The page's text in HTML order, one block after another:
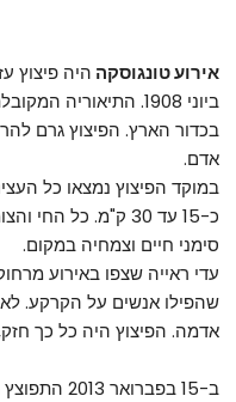
אירוע טונגוסקה
ביוני 1908.
בכדור הארץ. הפיצוץ גרם
אדם.
במוקד הפיצוץ נמצאו כל
כ-15 עד 30 ק"מ.
סימני חיים וצמחיה במקום.
עדי ראייה שצפו באירוע
שהפילו אנשים על הקרקע.
אדמה. הפיצוץ היה כל כך חזק,
ב-15